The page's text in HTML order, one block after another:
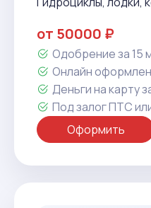
от 50000 ₽
Одобрение за 15
Онлайн
Деньги на карту
Под залог ПТС
Оформить